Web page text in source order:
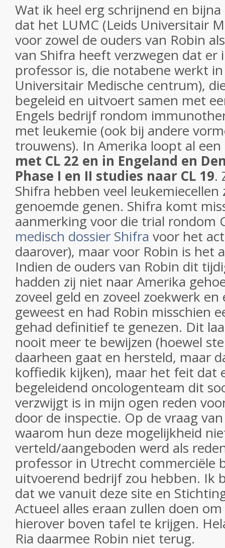
Wat ik heel erg schrijnend en
dat het LUMC (Leids Universitair
voor zowel de ouders van Robin
van Shifra heeft verzwegen dat er
professor is, die notabene werkt
Universitair Medische centrum),
begeleid en uitvoert samen met
Engels bedrijf rondom
met leukemie (ook bij andere
trouwens). In Amerika loopt al een
met CL 22 en in Engeland en
Phase I en II studies naar CL 19.
Shifra hebben veel
genoemde genen. Shifra komt
aanmerking voor die trial rondom
medisch dossier Shifra voor het
daarover), maar voor Robin is het
Indien de ouders van Robin dit
hadden zij niet naar Amerika
zoveel geld en zoveel zoekwerk
geweest en had Robin misschien
gehad definitief te genezen. Dit
nooit meer te bewijzen (hoewel
daarheen gaat en hersteld, maar
koffiedik kijken), maar het feit dat
begeleidend oncologenteam dit
verzwijgt is in mijn ogen reden
door de inspectie. Op de vraag
waarom hun deze mogelijkheid
verteld/aangeboden werd als
professor in Utrecht commerciële
uitvoerend bedrijf zou hebben. Ik
dat we vanuit deze site en
Actueel alles eraan zullen doen
hierover boven tafel te krijgen.
Ria daarmee Robin niet terug.